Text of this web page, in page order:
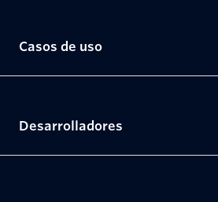
Casos de uso
Desarrolladores